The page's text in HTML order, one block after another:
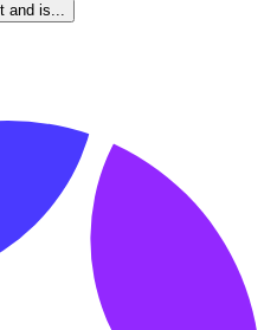
and is...